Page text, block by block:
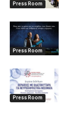
Press Room
Press Room
Press Room